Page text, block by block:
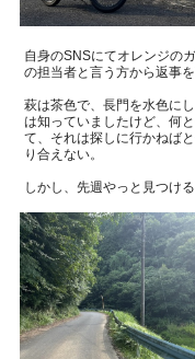
自身のSNSにてオレンジの
の担当者と言う方から返事を
萩は茶色で、長門を水色に
は知っていましたけど、何
て、それは探しに行かねば
り合えない。
しかし、先週やっと見つけ